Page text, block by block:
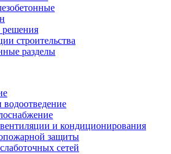
решения
строительства
разделы
и кондиционирования
защиты
сетей